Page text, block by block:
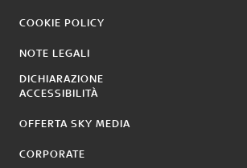
COOKIE POLICY
NOTE LEGALI
DICHIARAZIONE
ACCESSIBILITÀ
OFFERTA SKY MEDIA
CORPORATE